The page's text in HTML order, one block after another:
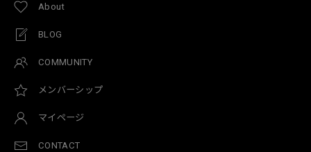
About
BLOG
COMMUNITY
メンバーシップ
マイページ
CONTACT